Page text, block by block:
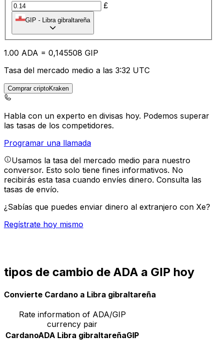
£
GIP - Libra gibraltareña
1.00 ADA = 0,145508 GIP
Tasa del mercado medio a las 3:32 UTC
Comprar criptoKraken
Habla con un experto en divisas hoy. Podemos superar
las tasas de los competidores.
Programar una llamada
Usamos la tasa del mercado medio para nuestro
conversor. Esto solo tiene fines informativos. No
recibirás esta tasa cuando envíes dinero. Consulta las
tasas de envío.
¿Sabías que puedes enviar dinero al extranjero con Xe?
Regístrate hoy mismo
tipos de cambio de ADA a GIP hoy
Convierte Cardano a Libra gibraltareña
Rate information of ADA/GIP
currency pair
CardanoADA Libra gibraltareñaGIP